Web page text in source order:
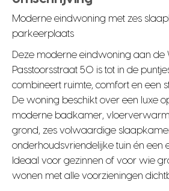
Moderne eindwoning met zes
parkeerplaats
Deze moderne eindwoning aan de
Passtoorsstraat 50 is tot in de
combineert ruimte, comfort en een
De woning beschikt over een luxe
moderne badkamer,
grond, zes volwaardige
onderhoudsvriendelijke tuin én een
Ideaal voor gezinnen of voor wie
wonen met alle voorzieningen